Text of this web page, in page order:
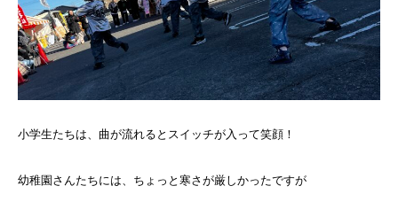
小学生たちは、曲が流れるとスイッチが入って笑顔！
幼稚園さんたちには、ちょっと寒さが厳しかったですが